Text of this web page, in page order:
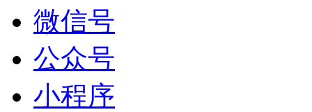
微信号
公众号
小程序